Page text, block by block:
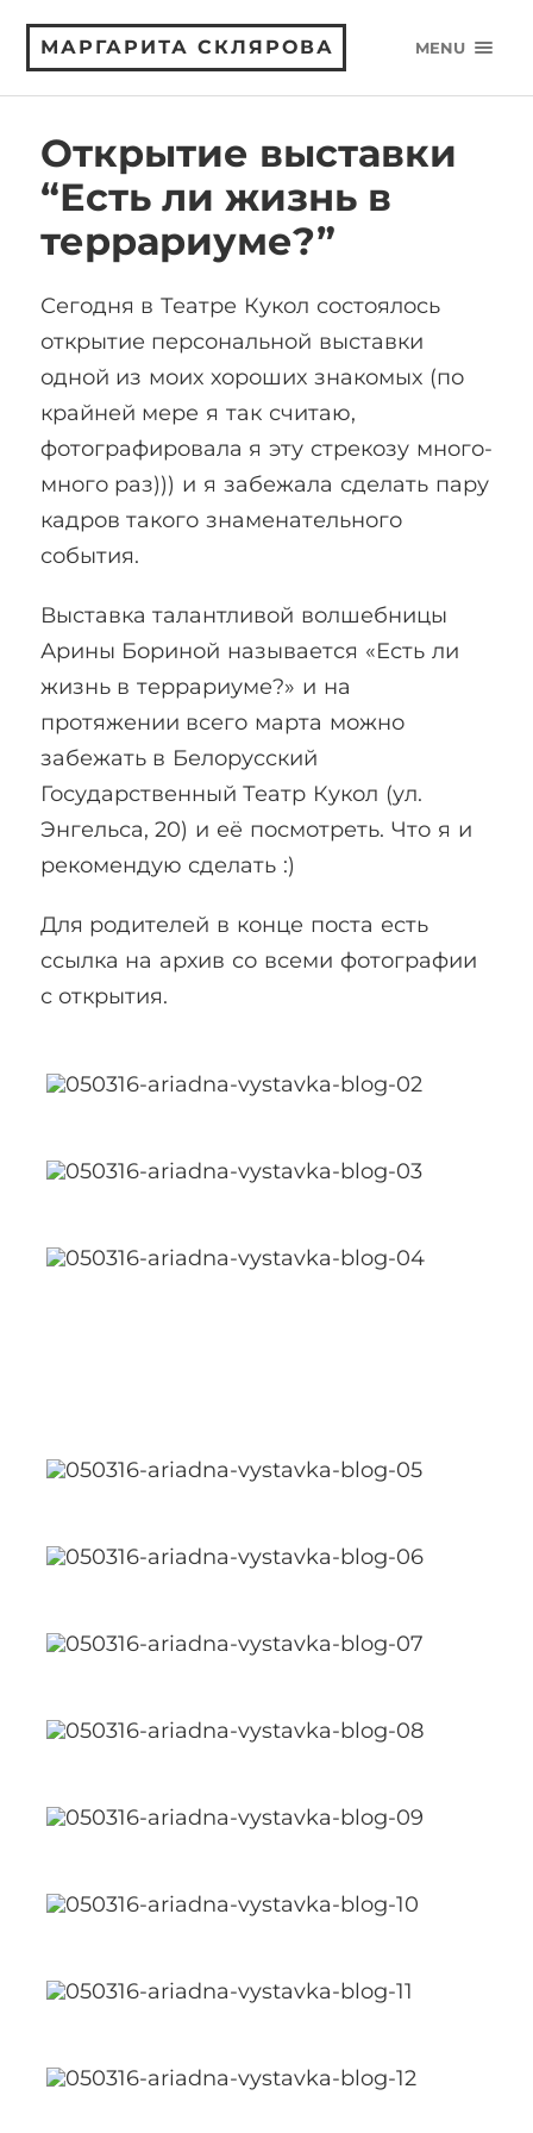
МАРГАРИТА СКЛЯРОВА MENU
Открытие выставки
“Есть ли жизнь в
террариуме?”
Сегодня в Театре Кукол состоялось
открытие персональной выставки
одной из моих хороших знакомых (по
крайней мере я так считаю,
фотографировала я эту стрекозу много-
много раз))) и я забежала сделать пару
кадров такого знаменательного
события.
Выставка талантливой волшебницы
Арины Бориной называется «Есть ли
жизнь в террариуме?» и на
протяжении всего марта можно
забежать в Белорусский
Государственный Театр Кукол (ул.
Энгельса, 20) и её посмотреть. Что я и
рекомендую сделать :)
Для родителей в конце поста есть
ссылка на архив со всеми фотографии
с открытия.